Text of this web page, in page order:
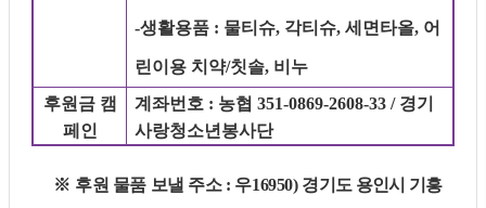
-생활용품 : 물티슈, 각티슈, 세면타올, 어
린이용 치약/칫솔, 비누
후원금 캠
페인
계좌번호 : 농협 351-0869-2608-33 / 경기
사랑청소년봉사단
※ 후원 물품 보낼 주소 : 우16950) 경기도 용인시 기흥